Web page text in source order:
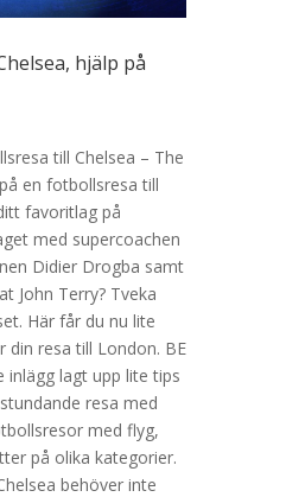
hjälp på
till Chelsea – The
en fotbollsresa till
favoritlag på
med supercoachen
Didier Drogba samt
John Terry? Tveka
Här får du nu lite
din resa till London. BE
inlägg lagt upp lite tips
resa med
med flyg,
på olika kategorier.
behöver inte